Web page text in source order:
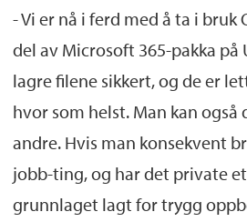
- Vi er nå i ferd med å ta i bruk
del av Microsoft 365-pakka på
lagre filene sikkert, og de er
hvor som helst. Man kan også
andre. Hvis man konsekvent
jobb-ting, og har det private
grunnlaget lagt for trygg